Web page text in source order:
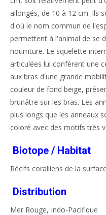
allongés, de 10 à 12 cm. Ils
d'où le nom commun de
permettent à l'animal de se
nourriture. Le squelette
articulées lui confèrent une
aux bras d'une grande
couleur de fond beige,
brunâtre sur les bras. Les
plus longs que les anneaux
coloré avec des motifs très
Biotope / Habitat
Récifs coralliens de la
Distribution
Mer Rouge, Indo-Pacifique